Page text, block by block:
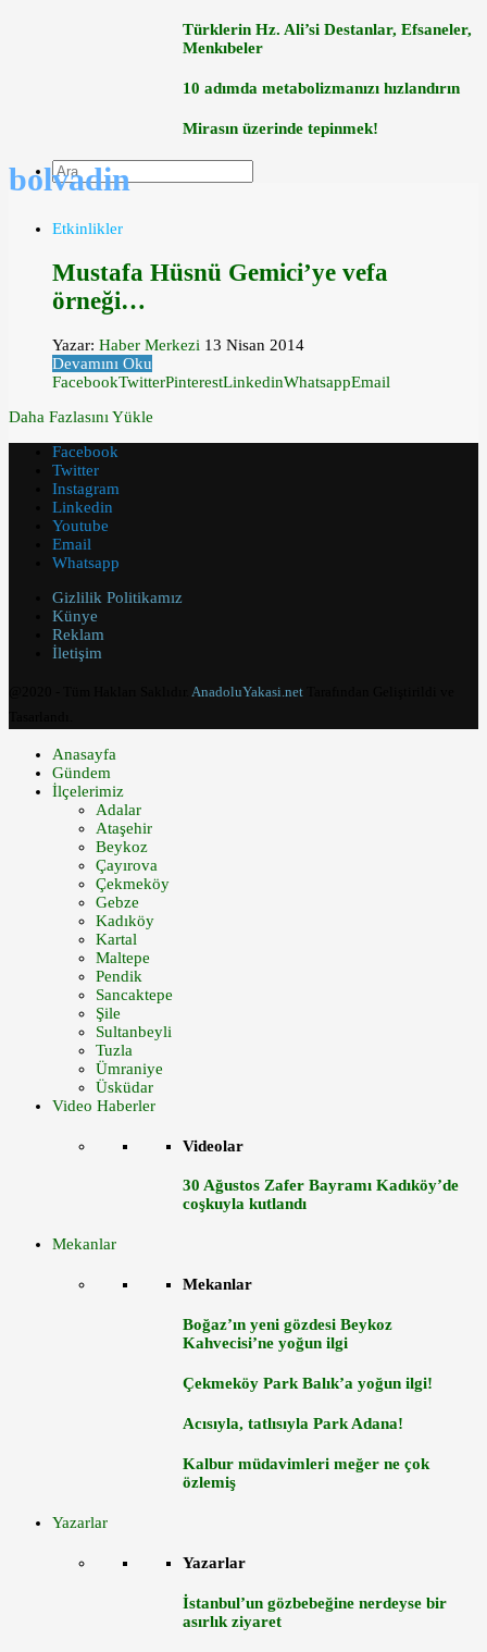
Türklerin Hz. Ali’si Destanlar, Efsaneler,
Menkıbeler
10 adımda metabolizmanızı hızlandırın
Mirasın üzerinde tepinmek!
bolvadin
Etkinlikler
Mustafa Hüsnü Gemici’ye vefa
örneği…
Yazar: Haber Merkezi 13 Nisan 2014
Devamını Oku
FacebookTwitterPinterestLinkedinWhatsappEmail
Daha Fazlasını Yükle
Facebook
Twitter
Instagram
Linkedin
Youtube
Email
Whatsapp
Gizlilik Politikamız
Künye
Reklam
İletişim
AnadoluYakasi.net
Anasayfa
Gündem
İlçelerimiz
Adalar
Ataşehir
Beykoz
Çayırova
Çekmeköy
Gebze
Kadıköy
Kartal
Maltepe
Pendik
Sancaktepe
Şile
Sultanbeyli
Tuzla
Ümraniye
Üsküdar
Video Haberler
Videolar
30 Ağustos Zafer Bayramı Kadıköy’de
coşkuyla kutlandı
Mekanlar
Mekanlar
Boğaz’ın yeni gözdesi Beykoz
Kahvecisi’ne yoğun ilgi
Çekmeköy Park Balık’a yoğun ilgi!
Acısıyla, tatlısıyla Park Adana!
Kalbur müdavimleri meğer ne çok
özlemiş
Yazarlar
Yazarlar
İstanbul’un gözbebeğine nerdeyse bir
asırlık ziyaret